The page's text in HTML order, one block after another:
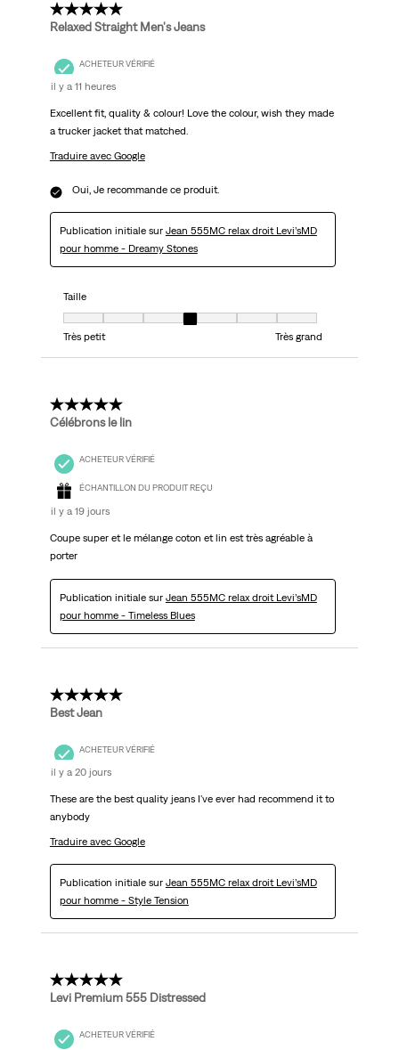
5 étoile(s) sur 5.
Relaxed Straight Men's Jeans
ACHETEUR VÉRIFIÉ
il y a 11 heures
Excellent fit, quality & colour! Love the colour, wish they made
a trucker jacket that matched.
Traduire avec Google
Oui, Je recommande ce produit.
Publication initiale sur Jean 555MC relax droit Levi’sMD
pour homme - Dreamy Stones
Taille
Taille, 4 sur 7, où 1 est égal à Très petit et 7 est égal à Très grand
Très petit
Très grand
5 étoile(s) sur 5.
Célébrons le lin
ACHETEUR VÉRIFIÉ
ÉCHANTILLON DU PRODUIT REÇU
il y a 19 jours
Coupe super et le mélange coton et lin est très agréable à
porter
Publication initiale sur Jean 555MC relax droit Levi’sMD
pour homme - Timeless Blues
5 étoile(s) sur 5.
Best Jean
ACHETEUR VÉRIFIÉ
il y a 20 jours
These are the best quality jeans I've ever had recommend it to
anybody
Traduire avec Google
Publication initiale sur Jean 555MC relax droit Levi’sMD
pour homme - Style Tension
5 étoile(s) sur 5.
Levi Premium 555 Distressed
ACHETEUR VÉRIFIÉ